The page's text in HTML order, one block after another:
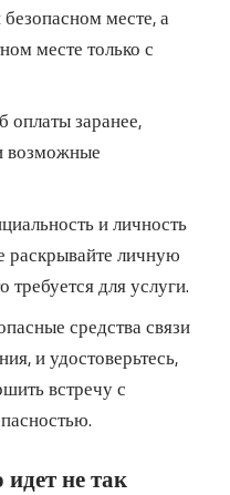
месте, а
месте только с
оплаты заранее,
возможные
и личность
раскрывайте личную
для услуги.
средства связи
и удостоверьтесь,
встречу с
идет не так